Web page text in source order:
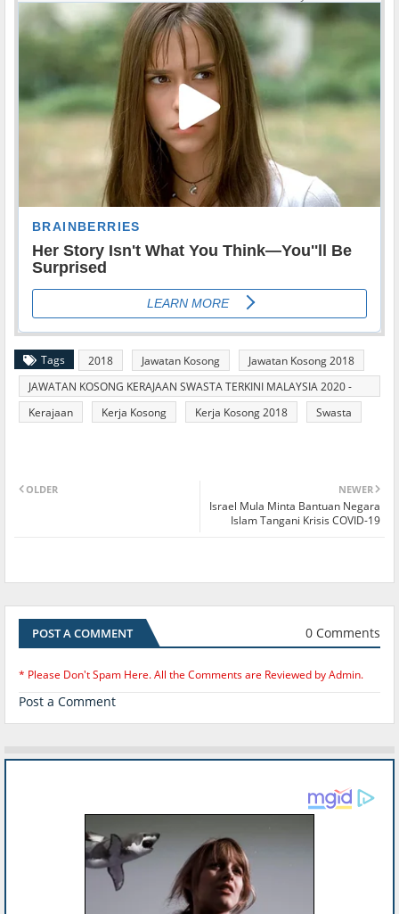
Tags 2018 Jawatan Kosong
Jawatan Kosong 2018
JAWATAN KOSONG KERAJAAN SWASTA TERKINI MALAYSIA 2020 -
2021
Kerajaan Kerja Kosong Kerja Kosong 2018 Swasta
NEWER
Israel Mula Minta Bantuan Negara
Islam Tangani Krisis COVID-19
OLDER
POST A COMMENT 0 Comments
* Please Don't Spam Here. All the Comments are Reviewed by Admin.
Post a Comment